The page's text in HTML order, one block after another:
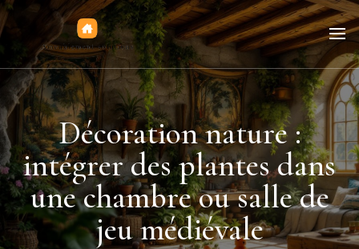
Jeux de figurines
Décoration nature :
intégrer des plantes dans
une chambre ou salle de
jeu médiévale